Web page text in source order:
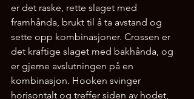
er det raske, rette slaget med
framhånda, brukt til å ta avstand og
sette opp kombinasjoner. Crossen er
det kraftige slaget med bakhånda, og
er gjerne avslutningen på en
kombinasjon. Hooken svinger
horisontalt og treffer siden av hodet,